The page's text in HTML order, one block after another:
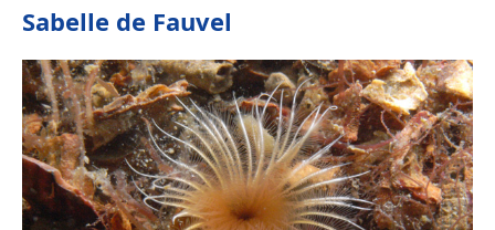
Sabelle de Fauvel